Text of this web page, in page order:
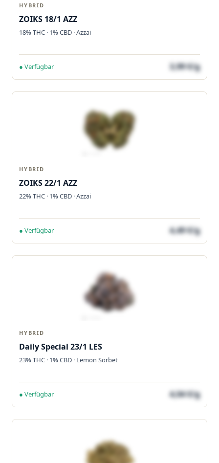
HYBRID
ZOIKS 18/1 AZZ
18% THC · 1% CBD · Azzai
● Verfügbar 3,99 €/g
HYBRID
ZOIKS 22/1 AZZ
22% THC · 1% CBD · Azzai
● Verfügbar 4,49 €/g
HYBRID
Daily Special 23/1 LES
23% THC · 1% CBD · Lemon Sorbet
● Verfügbar 4,04 €/g